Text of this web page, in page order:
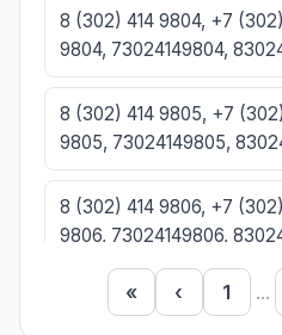
8 (302) 414 9804, +7
9804, 73024149804,
8 (302) 414 9805, +7
9805, 73024149805,
8 (302) 414 9806, +7
9806, 73024149806,
8 (302) 414 9807, +7
« ‹ 1 ...